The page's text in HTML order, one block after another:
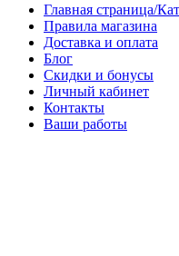
Главная страница/
Правила магазина
Доставка и оплата
Блог
Скидки и бонусы
Личный кабинет
Контакты
Ваши работы